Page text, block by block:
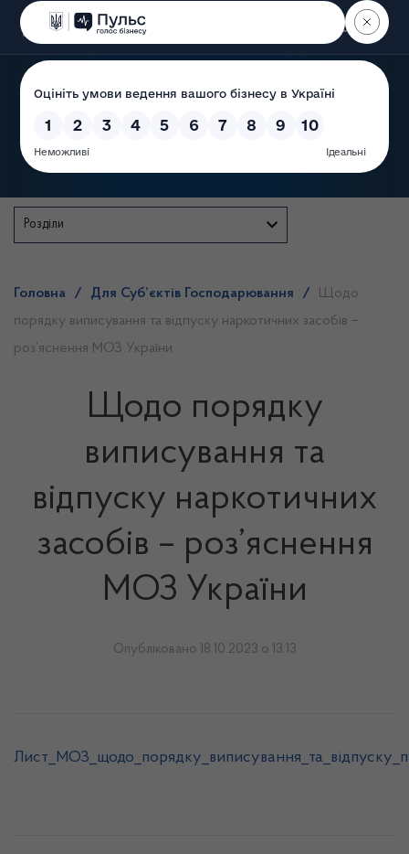
Пошук
Розділи
Головна / Для Суб’єктів Господарювання /
Щодо
порядку виписування та відпуску наркотичних засобів –
роз’яснення МОЗ України
Щодо порядку
виписування та
відпуску наркотичних
засобів – роз’яснення
МОЗ України
Опубліковано 18.10.2023 о 13:13